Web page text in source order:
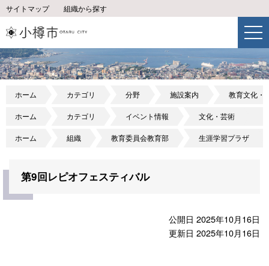
サイトマップ 組織から探す
ホーム カテゴリ 分野 施設案内 教育文化・
ホーム カテゴリ イベント情報 文化・芸術
ホーム 組織 教育委員会教育部 生涯学習プラザ
第9回レピオフェスティバル
公開日 2025年10月16日
更新日 2025年10月16日